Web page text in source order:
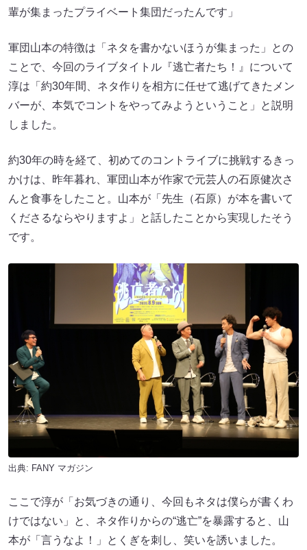
輩が集まったプライベート集団だったんです」
軍団山本の特徴は「ネタを書かないほうが集まった」との
ことで、今回のライブタイトル『逃亡者たち！』について
淳は「約30年間、ネタ作りを相方に任せて逃げてきたメン
バーが、本気でコントをやってみようということ」と説明
しました。
約30年の時を経て、初めてのコントライブに挑戦するきっ
かけは、昨年暮れ、軍団山本が作家で元芸人の石原健次さ
んと食事をしたこと。山本が「先生（石原）が本を書いて
くださるならやりますよ」と話したことから実現したそう
です。
出典: FANY マガジン
ここで淳が「お気づきの通り、今回もネタは僕らが書くわ
けではない」と、ネタ作りからの“逃亡”を暴露すると、山
本が「言うなよ！」とくぎを刺し、笑いを誘いました。